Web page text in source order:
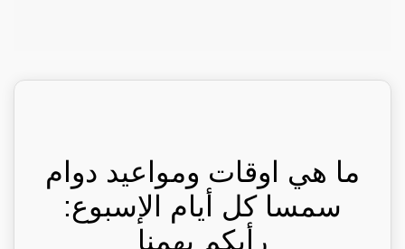
ما هي اوقات ومواعيد دوام
سمسا كل أيام الإسبوع:
رأيكم يهمنا